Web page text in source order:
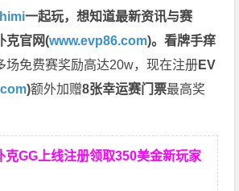
一起玩，想知道最新资讯与赛
克官网(www.evp86.com)。看牌手痒
场免费赛奖励高达20w，现在注册EV
)额外加赠8张幸运赛门票最高奖
克GG上线注册领取350美金新玩家